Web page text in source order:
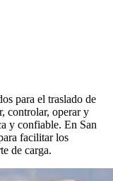
para el traslado de
controlar, operar y
y confiable. En San
facilitar los
de carga.